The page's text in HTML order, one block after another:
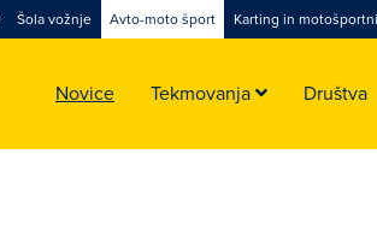
Šola vožnje Avto-moto šport Karting in
Novice Tekmovanja Društva